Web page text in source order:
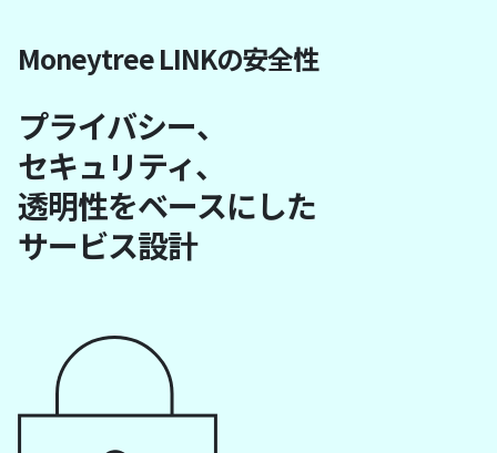
Moneytree LINKの安全性
プライバシー、
セキュリティ、
透明性をベースにした
サービス設計